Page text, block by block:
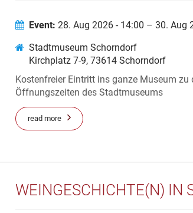
Event: 28. Aug 2026 - 14:00 – 30. Aug
Stadtmuseum Schorndorf
Kirchplatz 7-9, 73614 Schorndorf
Kostenfreier Eintritt ins ganze Museum zu
Öffnungszeiten des Stadtmuseums
read more
WEINGESCHICHTE(N) IN